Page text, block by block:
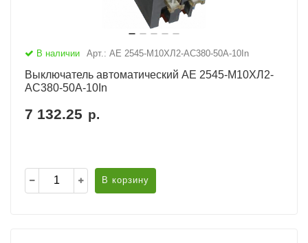
В наличии Арт.: АЕ 2545-М10ХЛ2-AC380-50А-10In
Выключатель автоматический АЕ 2545-М10ХЛ2-
AC380-50А-10In
7 132.25 р.
В корзину